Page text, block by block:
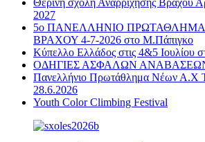
2027
5ο ΠΑΝΕΛΛΗΝΙΟ
ΒΡΑΧΟΥ 4-7-2026 στο Μ.Πάπιγκο
Κύπελλο Ελλάδος στις 4&5 Ιουλίου
ΟΔΗΓΙΕΣ ΑΣΦΑΛΩΝ
Πανελλήνιο Πρωτάθλημα Νέων Α.Χ
28.6.2026
Youth Color Climbing Festival